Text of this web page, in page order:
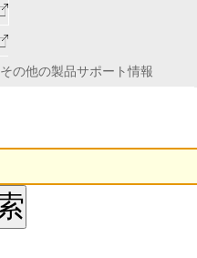
その他の製品サポート情報